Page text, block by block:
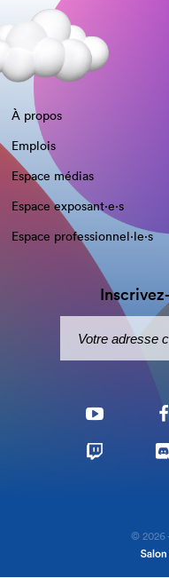
À propos
Emplois
Espace médias
Espace exposant·e⋅s
Espace professionnel·le⋅s
© 2026